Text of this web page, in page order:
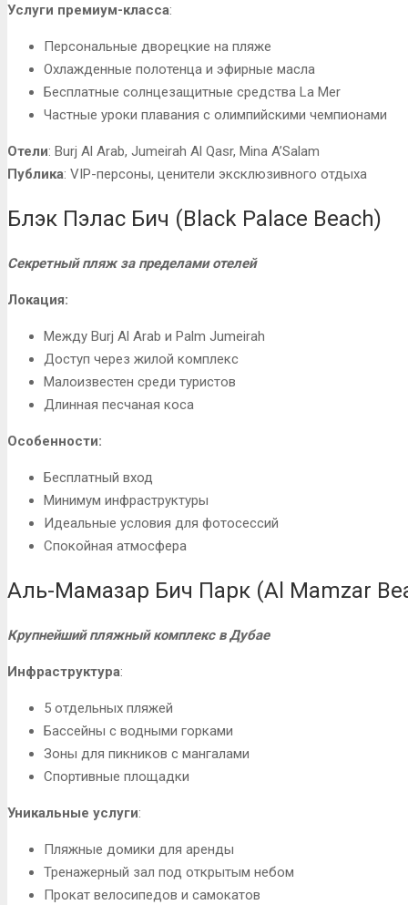
Услуги премиум-класса:
Персональные дворецкие на пляже
Охлажденные полотенца и эфирные масла
Бесплатные солнцезащитные средства La Mer
Частные уроки плавания с олимпийскими чемпионами
Отели: Burj Al Arab, Jumeirah Al Qasr, Mina A’Salam
Публика: VIP-персоны, ценители эксклюзивного отдыха
Блэк Пэлас Бич (Black Palace Beach)
Секретный пляж за пределами отелей
Локация:
Между Burj Al Arab и Palm Jumeirah
Доступ через жилой комплекс
Малоизвестен среди туристов
Длинная песчаная коса
Особенности:
Бесплатный вход
Минимум инфраструктуры
Идеальные условия для фотосессий
Спокойная атмосфера
Аль-Мамазар Бич Парк (Al Mamzar
Крупнейший пляжный комплекс в Дубае
Инфраструктура:
5 отдельных пляжей
Бассейны с водными горками
Зоны для пикников с мангалами
Спортивные площадки
Уникальные услуги:
Пляжные домики для аренды
Тренажерный зал под открытым небом
Прокат велосипедов и самокатов